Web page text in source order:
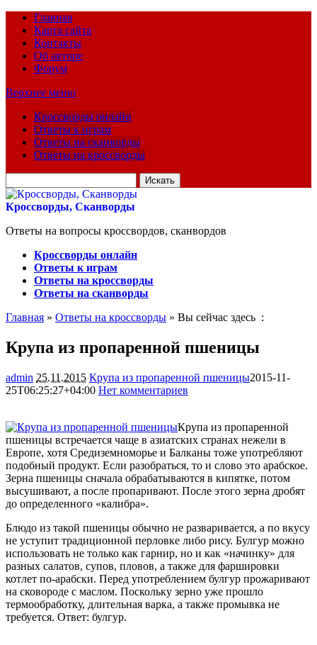
Главная
Карта сайта
Контакты
Об авторе
Форум
Верхнее меню
Кроссворды онлайн
Ответы к играм
Ответы на сканворды
Ответы на кроссворды
для:
Кроссворды, Сканворды
Ответы на вопросы кроссвордов, сканвордов
Кроссворды онлайн
Ответы к играм
Ответы на кроссворды
Ответы на сканворды
Главная » Ответы на кроссворды » Вы сейчас здесь :
Крупа из пропаренной пшеницы
admin 25.11.2015 Крупа из пропаренной пшеницы2015-11-
25T06:25:27+04:00 Нет комментариев
Крупа из пропаренной
пшеницы встречается чаще в азиатских странах нежели в
Европе, хотя Средиземноморье и Балканы тоже употребляют
подобный продукт. Если разобраться, то и слово это арабское.
Зерна пшеницы сначала обрабатываются в кипятке, потом
высушивают, а после пропаривают. После этого зерна дробят
до определенного «калибра».
Блюдо из такой пшеницы обычно не разваривается, а по вкусу
не уступит традиционной перловке либо рису. Булгур можно
использовать не только как гарнир, но и как «начинку» для
разных салатов, супов, пловов, а также для фаршировки
котлет по-арабски. Перед употреблением булгур прожаривают
на сковороде с маслом. Поскольку зерно уже прошло
термообработку, длительная варка, а также промывка не
требуется. Ответ: булгур.